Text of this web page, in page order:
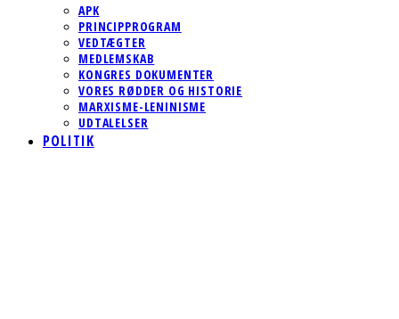
APK
PRINCIPPROGRAM
VEDTÆGTER
MEDLEMSKAB
KONGRES DOKUMENTER
VORES RØDDER OG HISTORIE
MARXISME-LENINISME
UDTALELSER
POLITIK